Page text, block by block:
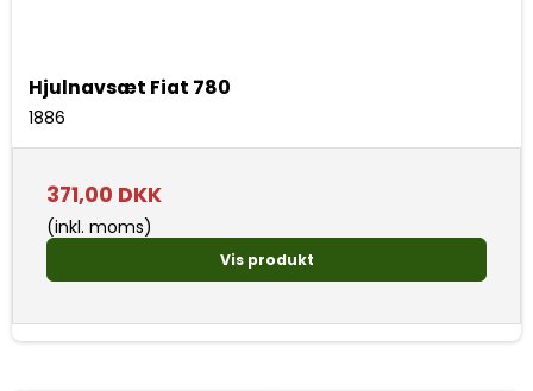
Hjulnavsæt Fiat 780
1886
371,00 DKK
(inkl. moms)
Vis produkt